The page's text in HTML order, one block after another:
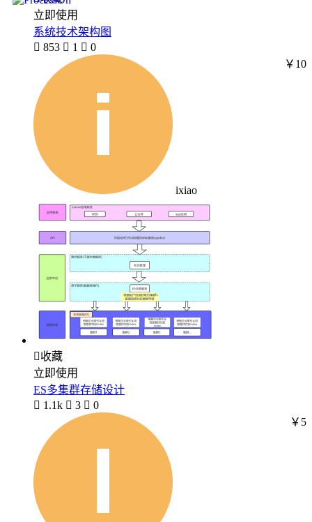
立即使用
系统技术架构图
 853  1  0
ixiao
￥10
收藏
立即使用
ES多集群存储设计
 1.1k  3  0
￥5